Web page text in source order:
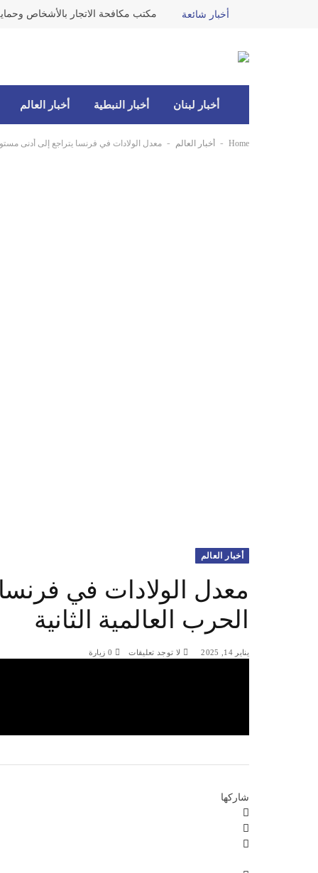
أخبار شائعة
أخبار لبنان أخبار النبطية أخبار العالم
Home
- أخبار العالم - معدل الولادات في فرنسا يتراجع إلى أدنى
أخبار العالم
معدل الولادات في
الحرب العالمية الثانية
يناير 14, 2025 لا توجد تعليقات 0 زيارة
شاركها